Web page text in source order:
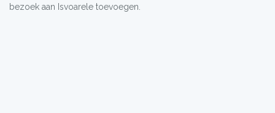
bezoek aan Isvoarele toevoegen.